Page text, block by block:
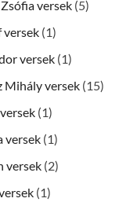
versek (5)
versek (1)
versek (1)
Mihály versek (15)
(1)
versek (1)
versek (2)
(1)